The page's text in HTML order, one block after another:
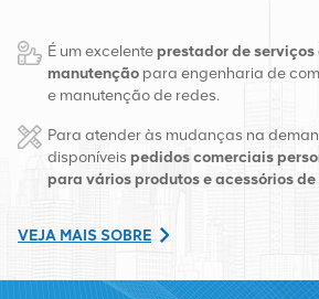
empresa possui dois armazéns
distribuição de fábrica em Changsha e
China. Com sede na China, realizamos
no Sudeste Asiático, Europa, Estados
equipamentos e serviços de manutenção
É um excelenteprestador de serviços
manutenção para engenharia de
e manutenção de redes.
Para atender às mudanças na
disponíveispedidos comerciais
para vários produtos e acessórios de
VEJA MAIS SOBRE